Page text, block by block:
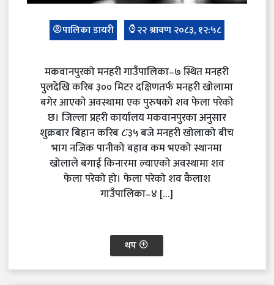
पालिका डायरी २२ श्रावण २०८३, १२:५८
मकवानपुरको मनहरी गाउँपालिका–७ स्थित मनहरी
पुलदेखि करिब ३०० मिटर दक्षिणतर्फ मनहरी खोलामा
बगेर आएको अवस्थामा एक पुरुषको शव फेला परेको
छ। जिल्ला प्रहरी कार्यालय मकवानपुरका अनुसार
शुक्रबार बिहान करिब ८ः३५ बजे मनहरी खोलाको बीच
भाग नजिक पानीको बहाव कम भएको स्थानमा
खोलाले बगाई किनारमा ल्याएको अवस्थामा शव
फेला परेको हो। फेला परेको शव कैलाश
गाउँपालिका–४ […]
थप